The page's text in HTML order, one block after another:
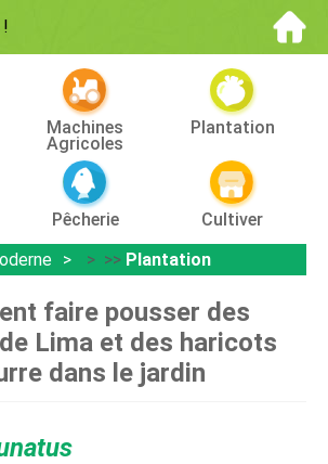
!
Machines
Agricoles
Plantation
Pêcherie
Cultiver
> >> Plantation
faire pousser des
Lima et des haricots
dans le jardin